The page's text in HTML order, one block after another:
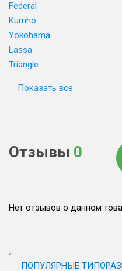
Federal
Kumho
Yokohama
Lassa
Triangle
Показать все
Отзывы 0
Нет отзывов о данном
ПОПУЛЯРНЫЕ